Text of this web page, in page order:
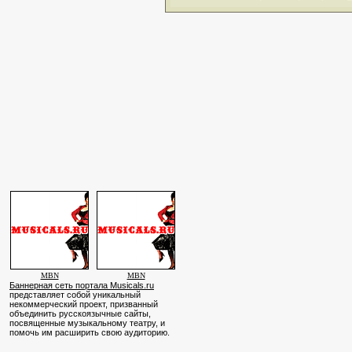
MBN MBN
Баннерная сеть портала Musicals.ru
представляет собой уникальный
некоммерческий проект, призванный
объединить русскоязычные сайты,
посвященные музыкальному театру, и
помочь им расширить свою аудиторию.